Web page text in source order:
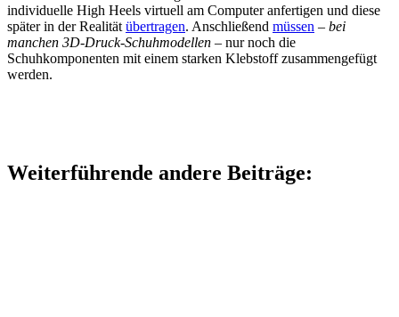
individuelle High Heels virtuell am Computer anfertigen und diese
später in der Realität übertragen. Anschließend müssen – bei
manchen 3D-Druck-Schuhmodellen – nur noch die
Schuhkomponenten mit einem starken Klebstoff zusammengefügt
werden.
Weiterführende andere Beiträge: